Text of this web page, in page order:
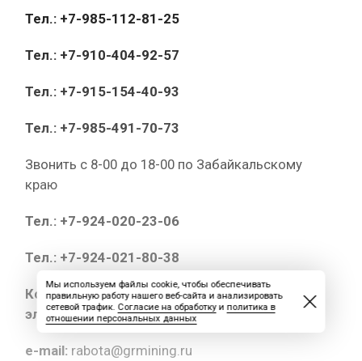
Тел.: +7-985-112-81-25
Тел.: +7-910-404-92-57
Тел.: +7-915-154-40-93
Тел.: +7-985-491-70-73
Звонить с 8-00 до 18-00 по Забайкальскому
краю
Тел.: +7-924-020-23-06
Тел.: +7-924-021-80-38
Копии документов высылайте на
электронный адрес:
e-mail: rabota@grmining.ru
Мы используем файлы cookie, чтобы обеспечивать
правильную работу нашего веб-сайта и анализировать
сетевой трафик. Согласие на обработкуи политика в
отношении персональных данных